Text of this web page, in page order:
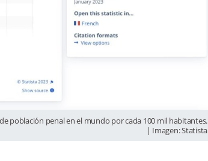
población penal en el mundo por cada 100 mil habitantes.
| Imagen: Statista